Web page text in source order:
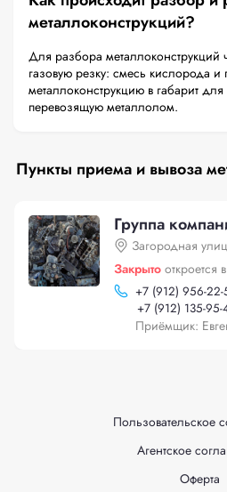
металлоконструкций?
Для разбора металлоконструкций
газовую резку: смесь кислорода и
металлоконструкцию в габарит
перевозящую металлолом.
Пункты приема и вывоза
Группа
Загородная
Закрыто откроется
+7 (912) 956-22-
+7 (912) 135-95-
Приёмщик:
Пользовательское
Агентское
Оферта